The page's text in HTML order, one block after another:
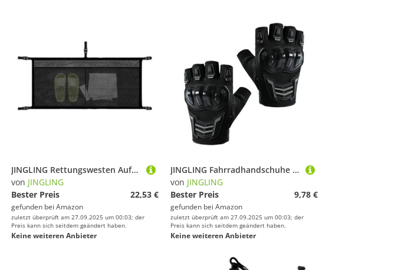
JINGLING Rettungswesten Aufbewahrungstasche Für Boote - Boot Aufbewahrungsnetz für die Sitzlehne,Verstellbarer Riemen Tackle Halter mit 3 Fächern für Hausschuhe Wasserflasche Überlebensausrüstung
von JINGLING
Bester Preis
22,53 €
gefunden bei Amazon
zuletzt überprüft am 27.09.2025 um 00:03; der
Preis kann sich seitdem geändert haben.
Keine weiteren Anbieter
JINGLING Fahrradhandschuhe | Fingerlose Sport-Handschuhe – atmungsaktiv, rutschfest, für Motorrad, Arbeit, Klettern, Fahren
von JINGLING
Bester Preis
9,78 €
gefunden bei Amazon
zuletzt überprüft am 27.09.2025 um 00:03; der
Preis kann sich seitdem geändert haben.
Keine weiteren Anbieter